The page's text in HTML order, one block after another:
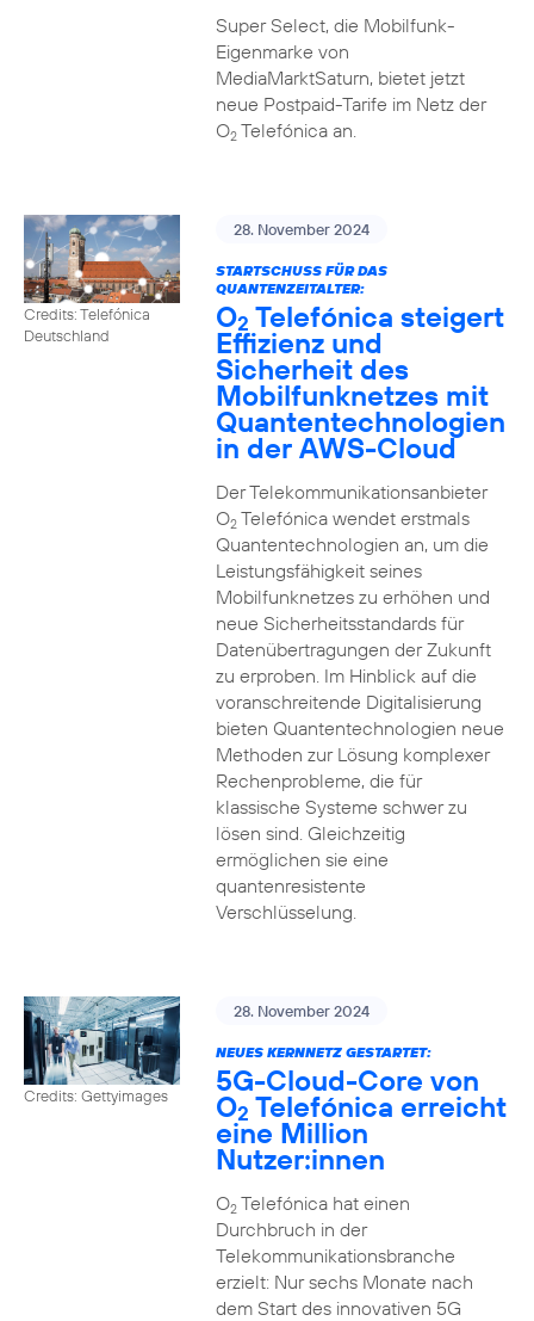
Super Select, die Mobilfunk-
Eigenmarke von
MediaMarktSaturn, bietet jetzt
neue Postpaid-Tarife im Netz der
O2Telefónica an.
Credits: Telefónica
Deutschland
28. November 2024
STARTSCHUSS FÜR DAS
QUANTENZEITALTER:
O2 Telefónica steigert
Effizienz und
Sicherheit des
Mobilfunknetzes mit
Quantentechnologien
in der AWS-Cloud
Der Telekommunikationsanbieter
O2Telefónica wendet erstmals
Quantentechnologien an, um die
Leistungsfähigkeit seines
Mobilfunknetzes zu erhöhen und
neue Sicherheitsstandards für
Datenübertragungen der Zukunft
zu erproben. Im Hinblick auf die
voranschreitende Digitalisierung
bieten Quantentechnologien neue
Methoden zur Lösung komplexer
Rechenprobleme, die für
klassische Systeme schwer zu
lösen sind. Gleichzeitig
ermöglichen sie eine
quantenresistente
Verschlüsselung.
Credits: Gettyimages
28. November 2024
NEUES KERNNETZ GESTARTET:
5G-Cloud-Core von
O2 Telefónica erreicht
eine Million
Nutzer:innen
O2Telefónica hat einen
Durchbruch in der
Telekommunikationsbranche
erzielt: Nur sechs Monate nach
dem Start des innovativen 5G